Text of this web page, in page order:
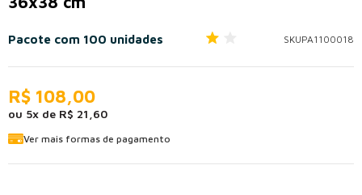
Pacote com 100 unidades SKUPA1100018
R$ 108,00
ou 5x de R$ 21,60
Ver mais formas de pagamento